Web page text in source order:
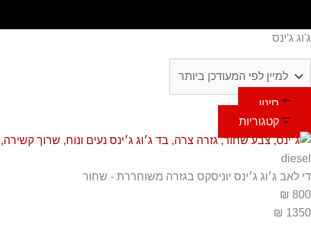
ג'וג ג'ינס
סינון
קטגוריות
diesel
די לאב ג׳וג ג׳ינס יוניסקס בגזרה משוחררת - שחור
800 ₪
1350 ₪